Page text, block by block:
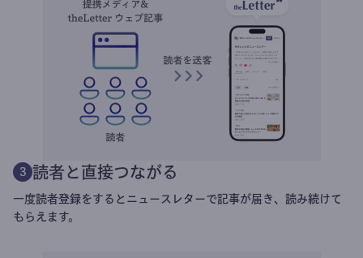
3 読者と直接つながる
一度読者登録をするとニュースレターで記事が届き、読み続けて
もらえます。